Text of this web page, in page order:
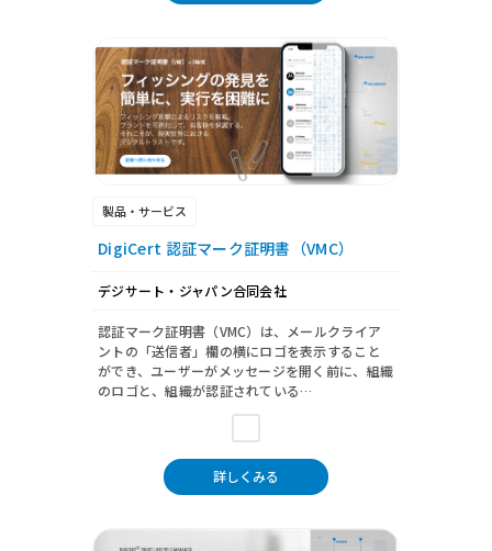
製品・サービス
DigiCert 認証マーク証明書（VMC）
デジサート・ジャパン合同会社
認証マーク証明書（VMC）は、メールクライア
ントの「送信者」欄の横にロゴを表示すること
ができ、ユーザーがメッセージを開く前に、組織
のロゴと、組織が認証されている…
詳しくみる